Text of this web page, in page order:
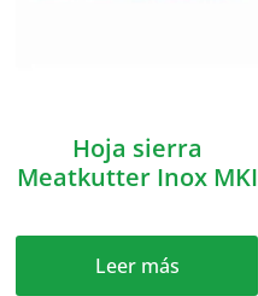
Hoja sierra
Meatkutter Inox MKI
Leer más